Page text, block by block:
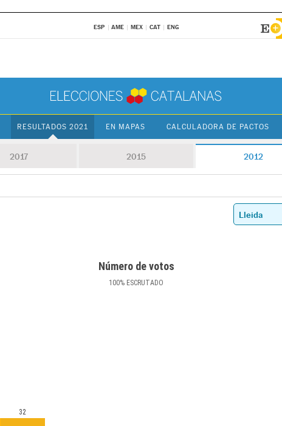
ESP AME MEX CAT ENG
RESULTADOS 2021 EN MAPAS CALCULADORA DE PACTOS
2017 2015 2012
Número de votos
100% ESCRUTADO
32